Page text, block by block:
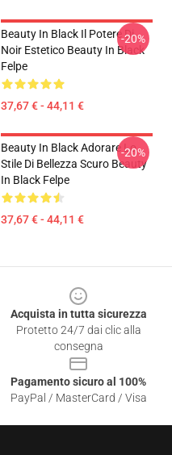
Beauty In Black Il Potere Di
Noir Estetico Beauty In Black
Felpe
37,67 € - 44,11 €
-20%
Beauty In Black Adorare Lo
Stile Di Bellezza Scuro Beauty
In Black Felpe
37,67 € - 44,11 €
-20%
Acquista in tutta sicurezza
Protetto 24/7 dai clic alla
consegna
Pagamento sicuro al 100%
PayPal / MasterCard / Visa